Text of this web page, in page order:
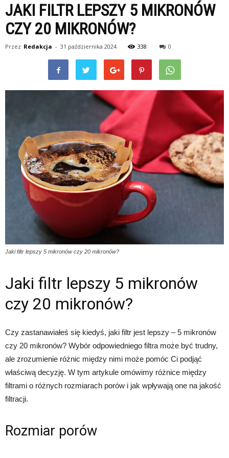
JAKI FILTR LEPSZY 5 MIKRONÓW
CZY 20 MIKRONÓW?
Przez Redakcja - 31 października 2024 338 0
Jaki filtr lepszy 5 mikronów czy 20 mikronów?
Jaki filtr lepszy 5 mikronów
czy 20 mikronów?
Czy zastanawiałeś się kiedyś, jaki filtr jest lepszy – 5 mikronów
czy 20 mikronów? Wybór odpowiedniego filtra może być trudny,
ale zrozumienie różnic między nimi może pomóc Ci podjąć
właściwą decyzję. W tym artykule omówimy różnice między
filtrami o różnych rozmiarach porów i jak wpływają one na jakość
filtracji.
Rozmiar porów